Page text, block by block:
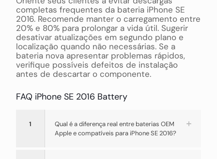
completas frequentes da bateria iPhone SE
2016. Recomende manter o carregamento entre
20% e 80% para prolongar a vida útil. Sugerir
desativar atualizações em segundo plano e
localização quando não necessárias. Se a
bateria nova apresentar problemas rápidos,
verifique possíveis defeitos de instalação
antes de descartar o componente.
FAQ iPhone SE 2016 Battery
1
Qual é a diferença real entre baterias OEM
Apple e compatíveis para iPhone SE 2016?